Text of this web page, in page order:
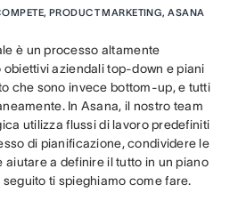
PRODUCT MARKETING, ASANA
è un processo altamente
aziendali top-down e piani
che sono invece bottom-up, e tutti
In Asana, il nostro team
utilizza flussi di lavoro predefiniti
di pianificazione, condividere le
aiutare a definire il tutto in un piano
ti spieghiamo come fare.